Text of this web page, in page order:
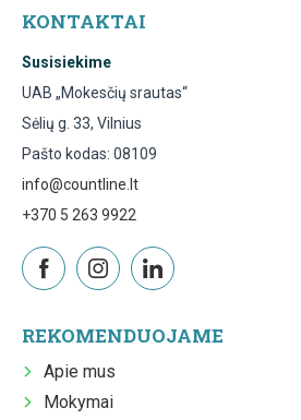
KONTAKTAI
Susisiekime
UAB „Mokesčių srautas“
Sėlių g. 33, Vilnius
Pašto kodas: 08109
info@countline.lt
+370 5 263 9922
REKOMENDUOJAME
Apie mus
Mokymai